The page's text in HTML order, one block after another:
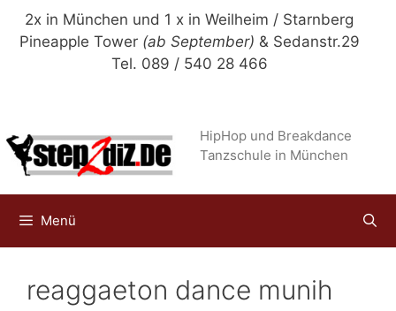
Zum
Inhalt
2x in München und 1 x in Weilheim / Starnberg
Pineapple Tower (ab September) & Sedanstr.29
Tel. 089 / 540 28 466
HipHop und Breakdance
Tanzschule in München
Menü
reaggaeton dance munih